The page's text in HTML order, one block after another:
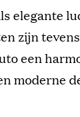
elegante
zijn
een
moderne